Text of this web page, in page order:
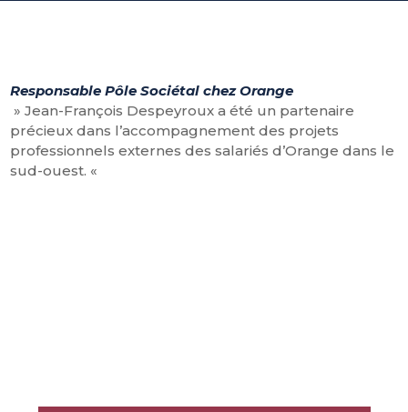
Responsable Pôle Sociétal chez Orange
» Jean-François Despeyroux a été un partenaire
précieux dans l’accompagnement des projets
professionnels externes des salariés d’Orange dans le
sud-ouest. «